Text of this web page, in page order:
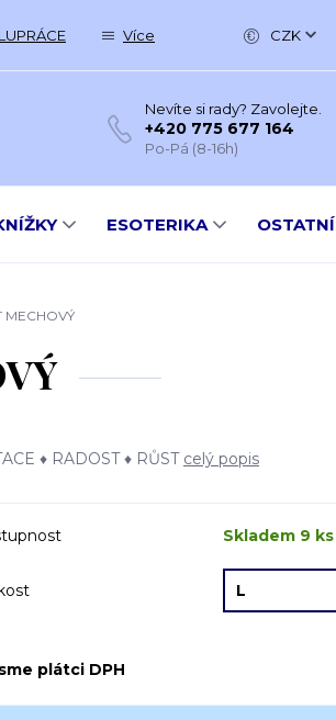
Více CZK
Nevíte si rady? Zavolejte.
+420 775 677 164
Po-Pá (8-16h)
ESOTERIKA OSTATNÍ
MECHOVÝ
♦ RADOST ♦ RŮST celý popis
Skladem 9 ks
plátci DPH